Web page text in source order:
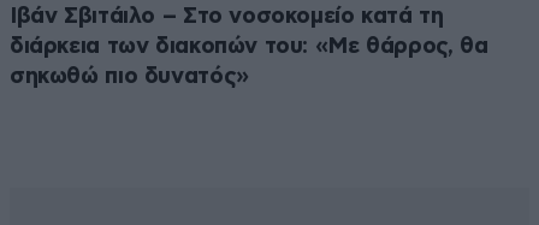
Ιβάν Σβιτάιλο – Στο νοσοκομείο κατά τη
διάρκεια των διακοπών του: «Με θάρρος, θα
σηκωθώ πιο δυνατός»